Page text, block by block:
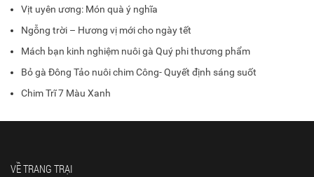
Vịt uyên ương: Món quà ý nghĩa
Ngỗng trời – Hương vị mới cho ngày tết
Mách bạn kinh nghiệm nuôi gà Quý phi thương phẩm
Bỏ gà Đông Tảo nuôi chim Công- Quyết định sáng suốt
Chim Trĩ 7 Màu Xanh
VỀ TRANG TRẠI